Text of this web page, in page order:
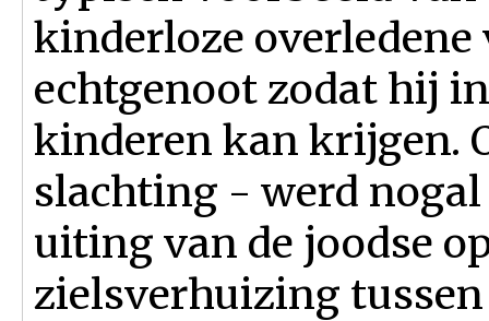
kinderloze
echtgenoot zodat hij
kinderen kan krijgen.
slachting - werd nogal
uiting van de joodse
zielsverhuizing